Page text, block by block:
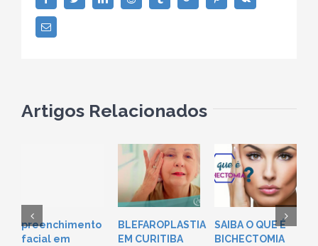
Email
Artigos Relacionados
preenchimento
facial em
BLEFAROPLASTIA
EM CURITIBA
SAIBA O QUE É
BICHECTOMIA